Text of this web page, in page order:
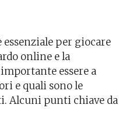
essenziale per giocare
online e la
essere a
e quali sono le
Alcuni punti chiave da